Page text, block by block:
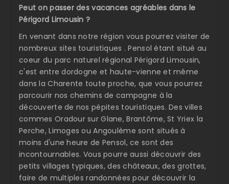
Peut on passer des vacances agréables dans le
Périgord Limousin ?
En venant dans notre région vous pourrez visiter de
nombreux sites touristiques . Pensol étant situé au
coeur du parc naturel régional Périgord Limousin,
c'est entre dordogne et haute-vienne et même
dans la Charente toute proche, que vous pourrez
parcourir nos chemins de campagne à la
découverte de nos pépites touristiques. Des villes
commes Oradour sur Glane, Brantôme, St Yriex la
Perche, Limoges ou Angoulème sont situés à
moins d'une heure de Pensol, ce sont des
incontournables. Vous pourre aussi découvrir des
petits villages typiques, des châteaux, des grottes,
faire de multiples randonnées pour découvrir la